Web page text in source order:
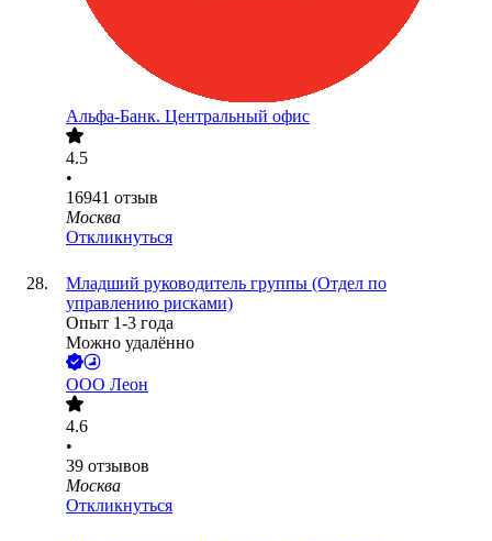
Альфа-Банк. Центральный офис
4.5
•
16941 отзыв
Москва
Откликнуться
Младший руководитель группы (Отдел по
управлению рисками)
Опыт 1-3 года
Можно удалённо
ООО Леон
4.6
•
39 отзывов
Москва
Откликнуться